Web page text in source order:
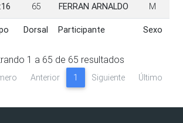
Dorsal Participante Sexo
65 FERRAN ARNALDO M
Dorsal Participante Sexo
1 a 65 de 65 resultados
Anterior 1 Siguiente Último